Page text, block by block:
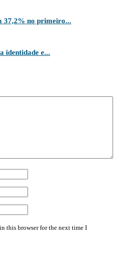
37,2% no primeiro...
identidade e...
this browser for the next time I